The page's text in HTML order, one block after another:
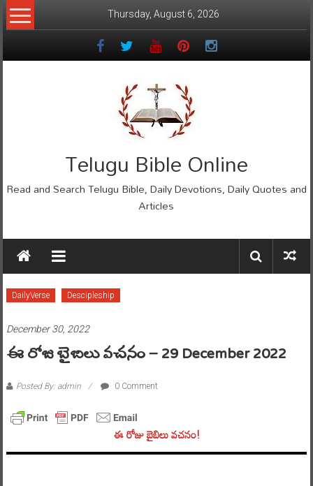
Skip
to
Thursday, August 6, 2026
Telugu Bible Online
Read and Search Telugu Bible, Daily Devotions, Daily Quotes and
Articles
DailyVerse Descipleship
December 30, 2022
ఈ రోజు బైబిలు వచనం – 29 December 2022
Posted By: admin 0 Comment
ఈ రోజు బైబిలు వచనం!